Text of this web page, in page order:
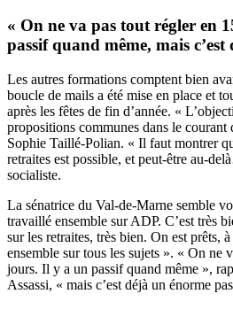
« On ne va pas tout régler en
passif quand même, mais
Les autres formations comptent bien
boucle de mails a été mise en place et
après les fêtes de fin d’année. «
propositions communes dans le
Sophie Taillé-Polian. « Il faut montrer
retraites est possible, et peut-être au-
socialiste.
La sénatrice du Val-de-Marne semble
travaillé ensemble sur ADP. C’est très
sur les retraites, très bien. On est prêts,
ensemble sur tous les sujets ». « On ne
jours. Il y a un passif quand même »,
Assassi, « mais c’est déjà un énorme